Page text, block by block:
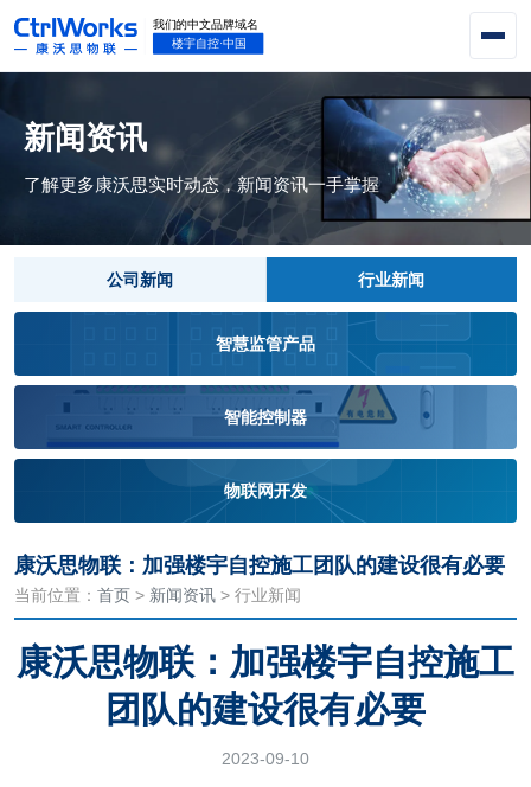
新闻资讯
了解更多康沃思实时动态，新闻资讯一手掌握
公司新闻 行业新闻
智慧监管产品
智能控制器
物联网开发
康沃思物联：加强楼宇自控施工团队的建设很有必要
当前位置： 首页 > 新闻资讯 > 行业新闻
康沃思物联：加强楼宇自控施工
团队的建设很有必要
2023-09-10